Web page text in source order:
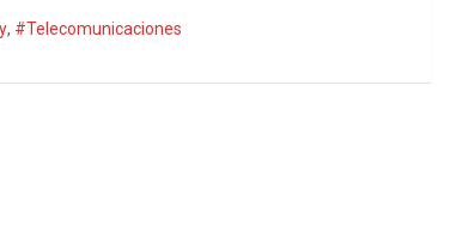
, #Telecomunicaciones